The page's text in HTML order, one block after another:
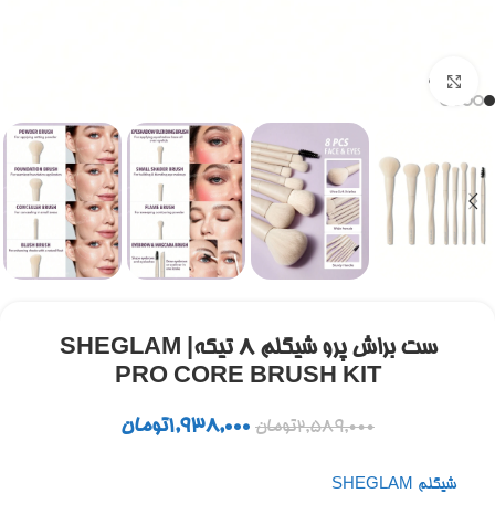
برای بزرگنمایی کلیک کنید
ست براش پرو شیگلم 8 تیکه| SHEGLAM
PRO CORE BRUSH KIT
2,589,000تومان 1,938,000تومان
شیگلم SHEGLAM